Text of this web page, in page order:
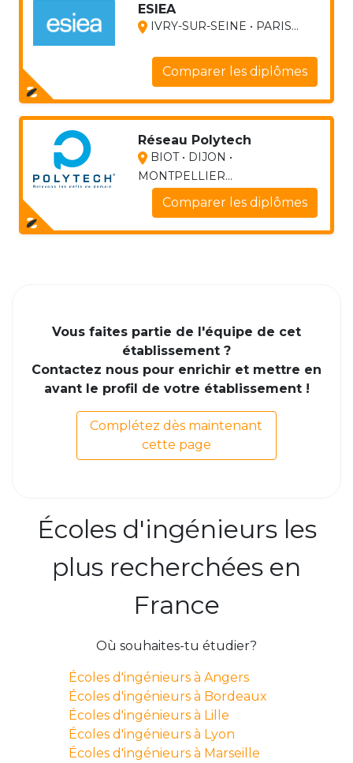
ESIEA
IVRY-SUR-SEINE • PARIS...
Comparer les diplômes
Réseau Polytech
BIOT • DIJON •
MONTPELLIER...
Comparer les diplômes
Vous faites partie de l'équipe de cet
établissement ?
Contactez nous pour enrichir et mettre en
avant le profil de votre établissement !
Complétez dès maintenant
cette page
Écoles d'ingénieurs les
plus recherchées en
France
Où souhaites-tu étudier?
Écoles d'ingénieurs à Angers
Écoles d'ingénieurs à Bordeaux
Écoles d'ingénieurs à Lille
Écoles d'ingénieurs à Lyon
Écoles d'ingénieurs à Marseille